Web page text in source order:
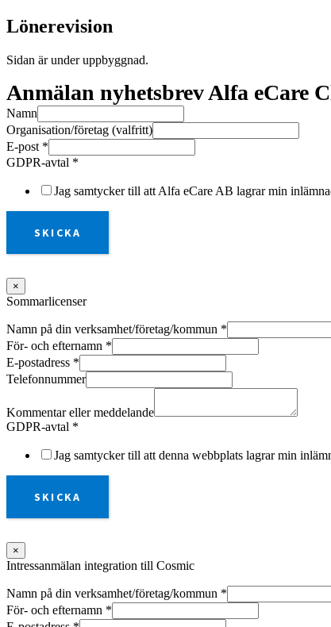
Lönerevision
Sidan är under uppbyggnad.
Anmälan nyhetsbrev Alfa eCare
Namn
Organisation/företag (valfritt)
E-post *
GDPR-avtal *
Jag samtycker till att Alfa eCare AB lagrar min
SKICKA
×
Sommarlicenser
Namn på din verksamhet/företag/kommun *
För- och efternamn *
E-postadress *
Telefonnummer
Kommentar eller meddelande
GDPR-avtal *
Jag samtycker till att denna webbplats lagrar min
SKICKA
×
Intressanmälan integration till Cosmic
Namn på din verksamhet/företag/kommun *
För- och efternamn *